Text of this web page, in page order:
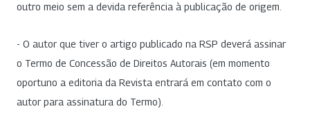
outro meio sem a devida referência à publicação de origem.
- O autor que tiver o artigo publicado na RSP deverá assinar
o Termo de Concessão de Direitos Autorais (em momento
oportuno a editoria da Revista entrará em contato com o
autor para assinatura do Termo).